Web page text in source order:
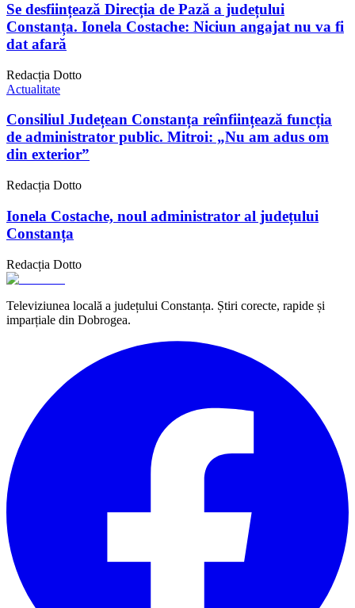
Se desființează Direcția de Pază a județului
Constanța. Ionela Costache: Niciun angajat nu va fi
dat afară
Redacția Dotto
Actualitate
Consiliul Județean Constanța reînființează funcția
de administrator public. Mitroi: „Nu am adus om
din exterior”
Redacția Dotto
Ionela Costache, noul administrator al județului
Constanța
Redacția Dotto
Televiziunea locală a județului Constanța. Știri corecte, rapide și
imparțiale din Dobrogea.